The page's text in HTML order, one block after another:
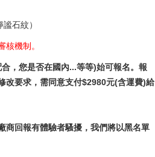
石紋）
機制。
，您是否在國內...等等)始可報名。報
改要求，需同意支付$2980元(含運費)給
回報有體驗者騷擾，我們將以黑名單